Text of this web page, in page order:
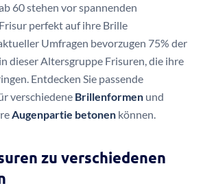
60 stehen vor spannenden
perfekt auf ihre Brille
Umfragen bevorzugen 75% der
in dieser Altersgruppe Frisuren, die ihre
Entdecken Sie passende
verschiedene Brillenformen und
Augenpartie betonen können.
zu verschiedenen